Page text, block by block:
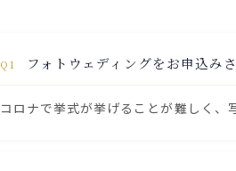
Q1 フォトウェディングをお申込み
コロナで挙式が挙げることが難しく